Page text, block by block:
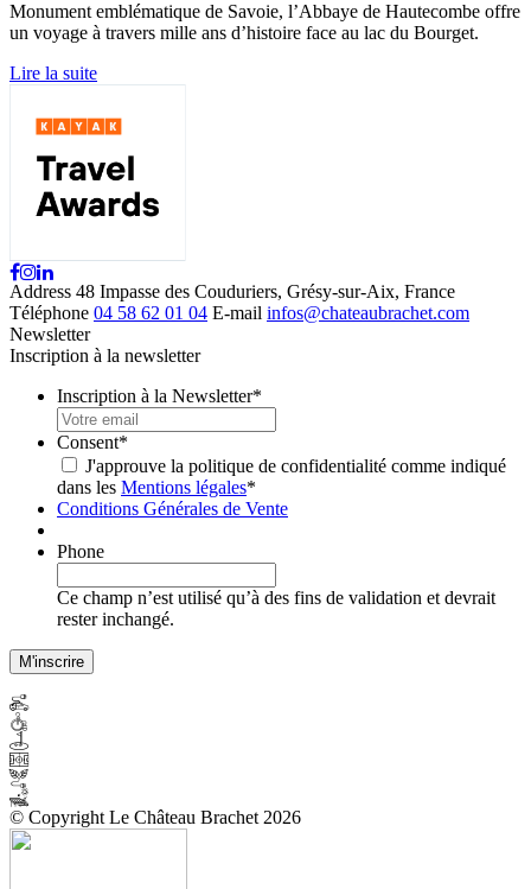
Monument emblématique de Savoie, l’Abbaye de Hautecombe offre
un voyage à travers mille ans d’histoire face au lac du Bourget.
Lire la suite
Address 48 Impasse des Couduriers, Grésy-sur-Aix, France
Téléphone 04 58 62 01 04 E-mail infos@chateaubrachet.com
Newsletter
Inscription à la newsletter
Inscription à la Newsletter*
Consent*
J'approuve la politique de confidentialité comme indiqué
dans les Mentions légales*
Conditions Générales de Vente
Phone
Ce champ n’est utilisé qu’à des fins de validation et devrait
rester inchangé.
© Copyright Le Château Brachet 2026